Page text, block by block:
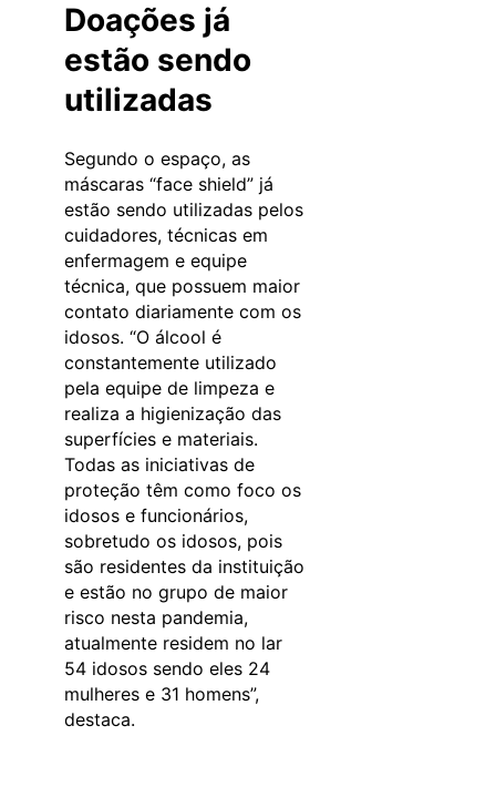
Doações já
estão sendo
utilizadas
Segundo o espaço, as
máscaras “face shield” já
estão sendo utilizadas pelos
cuidadores, técnicas em
enfermagem e equipe
técnica, que possuem maior
contato diariamente com os
idosos. “O álcool é
constantemente utilizado
pela equipe de limpeza e
realiza a higienização das
superfícies e materiais.
Todas as iniciativas de
proteção têm como foco os
idosos e funcionários,
sobretudo os idosos, pois
são residentes da instituição
e estão no grupo de maior
risco nesta pandemia,
atualmente residem no lar
54 idosos sendo eles 24
mulheres e 31 homens”,
destaca.